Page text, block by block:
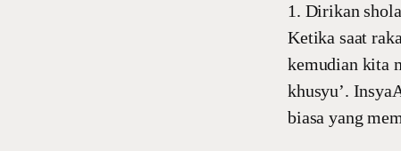
1. Dirikan
Ketika saat
kemudian kita
khusyu’.
biasa yang